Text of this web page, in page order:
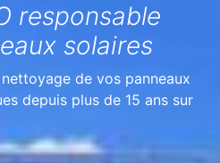
responsable
solaires
de vos panneaux
depuis plus de 15 ans sur